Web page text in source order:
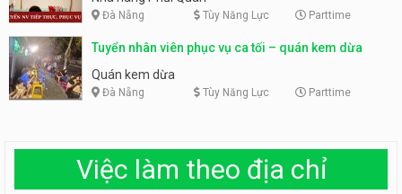
Đà Nẵng Tùy Năng Lực Parttime
Tuyển nhân viên phục vụ ca tối – quán kem dừa
Quán kem dừa
Đà Nẵng Tùy Năng Lực Parttime
Việc làm theo địa chỉ